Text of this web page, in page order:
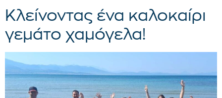
Κλείνοντας ένα καλοκαίρι
γεμάτο χαμόγελα!